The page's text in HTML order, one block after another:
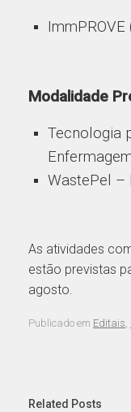
Modalidade
Tecnologia
WastePel –
As atividades
estão previstas
agosto.
Publicado em Editais,
Related Posts